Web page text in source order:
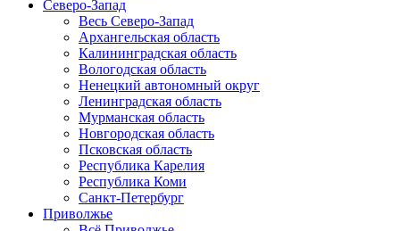
Северо-Запад
Весь Северо-Запад
Архангельская область
Калининградская область
Вологодская область
Ненецкий автономный округ
Ленинградская область
Мурманская область
Новгородская область
Псковская область
Республика Карелия
Республика Коми
Санкт-Петербург
Приволжье